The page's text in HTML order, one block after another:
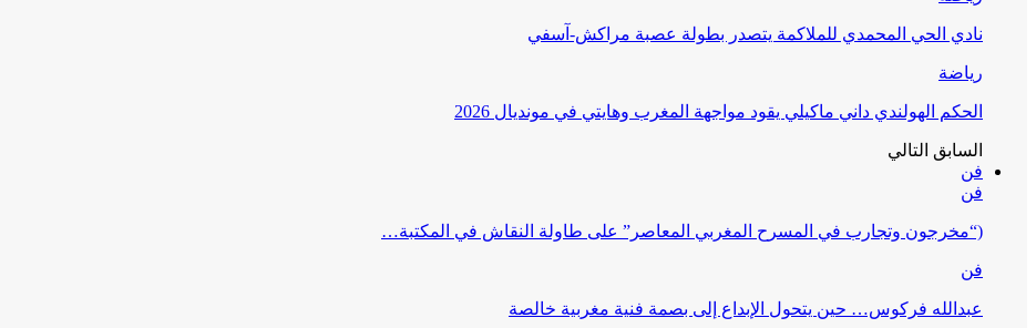
نادي الحي المحمدي للملاكمة يتصدر بطولة عصبة مراكش-آسفي
رياضة
الحكم الهولندي داني ماكيلي يقود مواجهة المغرب وهايتي في مونديال 2026
السابق التالي
فن
فن
(“مخرجون وتجارب في المسرح المغربي المعاصر” على طاولة النقاش في المكتبة…
فن
عبدالله فركوس… حين يتحول الإبداع إلى بصمة فنية مغربية خالصة